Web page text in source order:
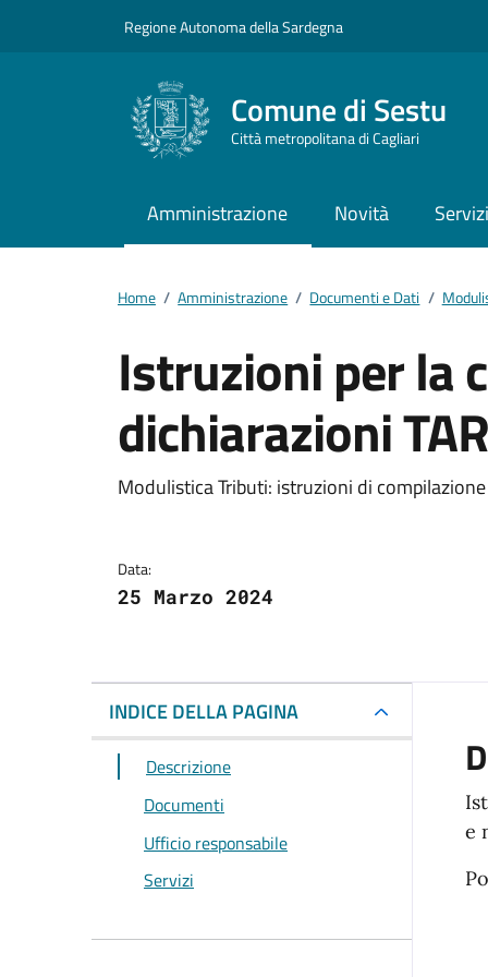
Regione Autonoma della Sardegna
Comune di Sestu
Città metropolitana di Cagliari
Amministrazione Novità
Home / Amministrazione / Documenti e Dati /
Istruzioni per la
dichiarazioni
Dettagli del
Modulistica Tributi: istruzioni di
Data:
25 Marzo 2024
INDICE DELLA PAGINA
Descrizione
Documenti
Ufficio responsabile
Servizi
e